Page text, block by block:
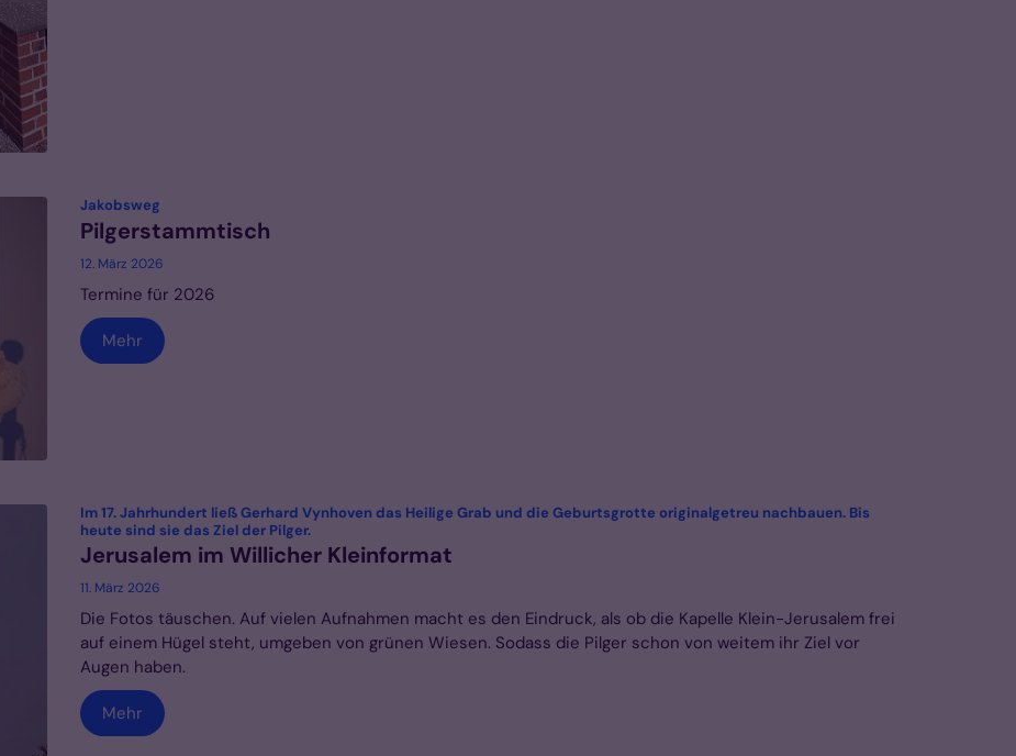
Jakobsweg
Pilgerstammtisch
12. März 2026
Termine für 2026
Mehr
Im 17. Jahrhundert ließ Gerhard Vynhoven das Heilige Grab und die Geburtsgrotte originalgetreu nachbauen. Bis
heute sind sie das Ziel der Pilger.:
Jerusalem im Willicher Kleinformat
11. März 2026
Die Fotos täuschen. Auf vielen Aufnahmen macht es den Eindruck, als ob die Kapelle Klein-Jerusalem frei
auf einem Hügel steht, umgeben von grünen Wiesen. Sodass die Pilger schon von weitem ihr Ziel vor
Augen haben.
Mehr